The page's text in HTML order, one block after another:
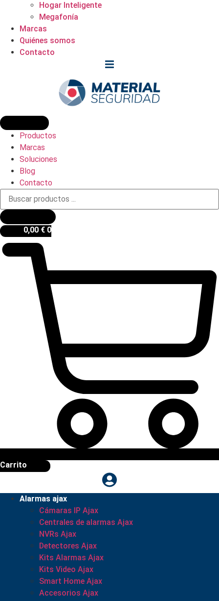
Hogar Inteligente
Megafonía
Marcas
Quiénes somos
Contacto
Productos
Marcas
Soluciones
Blog
Contacto
Búsqueda
productos
0,00 € 0
Carrito
Alarmas ajax
Cámaras IP Ajax
Centrales de alarmas Ajax
NVRs Ajax
Detectores Ajax
Kits Alarmas Ajax
Kits Video Ajax
Smart Home Ajax
Accesorios Ajax